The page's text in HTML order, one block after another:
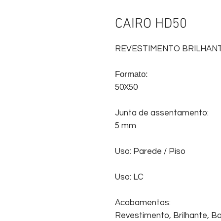
CAIRO HD50
REVESTIMENTO
Formato:
50X50
Junta de assentamento:
5 mm
Uso: Parede / Piso
Uso: LC
Acabamentos:
Revestimento, Brilhante,